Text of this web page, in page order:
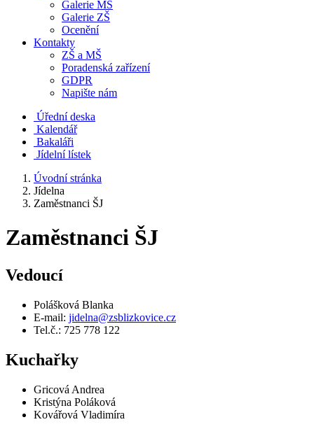
Galerie MŠ
Galerie ZŠ
Ocenění
Kontakty
ZŠ a MŠ
Poradenská zařízení
GDPR
Napište nám
Úřední deska
Kalendář
Bakaláři
Jídelní lístek
Úvodní stránka
Jídelna
Zaměstnanci ŠJ
Zaměstnanci ŠJ
Vedoucí
Polášková Blanka
E-mail: jidelna@zsblizkovice.cz
Tel.č.: 725 778 122
Kuchařky
Gricová Andrea
Kristýna Poláková
Kovářová Vladimíra